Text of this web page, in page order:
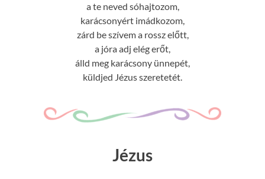
a te neved sóhajtozom,
karácsonyért imádkozom,
zárd be szívem a rossz előtt,
a jóra adj elég erőt,
álld meg karácsony ünnepét,
küldjed Jézus szeretetét.
Jézus